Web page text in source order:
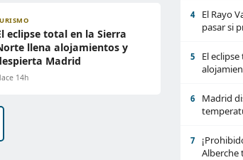
eclipse total en la Sierra
llena alojamientos y
Madrid
14h
4
El Rayo
pasar si
5
El
6
Madrid
7
Alberche